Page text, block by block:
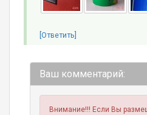
[Ответить]
Ваш комментарий:
Внимание!!! Если Вы